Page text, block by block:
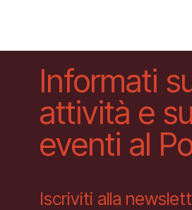
Informati
attività e
eventi al
Iscriviti alla